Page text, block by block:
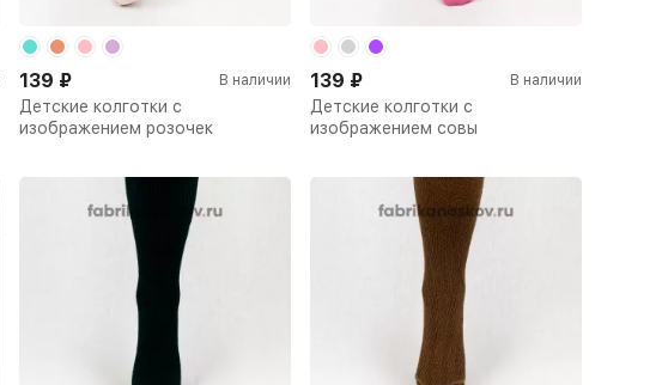
Детские колготки с
изображением розочек
139 ₽ В наличии
Детские колготки с
изображением совы
139 ₽ В наличии